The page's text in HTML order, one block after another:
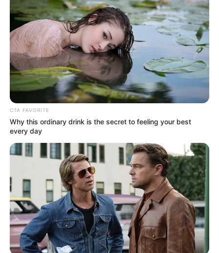
FacebookWhatsAppTelegramMessenger
X
Vereadores, Prefeito e Vice-Prefeito reunidos na posse realizada
no dia 1º de janeiro
Na manhã de quarta-feira, 1º de janeiro, aconteceu na
CTA FAVORITE
Why this ordinary drink is the secret to feeling your best
every day